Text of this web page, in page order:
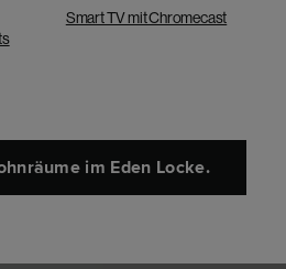
Smart TV mit Chromecast
im Eden Locke.